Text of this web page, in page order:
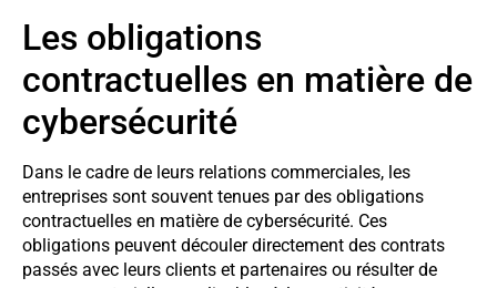
Les obligations
contractuelles en matière de
cybersécurité
Dans le cadre de leurs relations commerciales, les
entreprises sont souvent tenues par des obligations
contractuelles en matière de cybersécurité. Ces
obligations peuvent découler directement des contrats
passés avec leurs clients et partenaires ou résulter de